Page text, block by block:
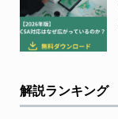
解説ランキング